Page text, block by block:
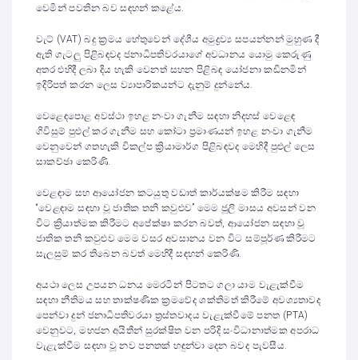
වෙමින් පවතින බව සඳහන් කළේය.
වැට් (VAT) බදු ක්‍රමය හේතුවෙන් දේශීය අමුද්‍රව්‍ය සපයන්නන් මුහුණ දී
ඇති ගැටලු පිළිබඳවද ජනාධිපතිවරයාගේ අවධානය යොමු කෙරුණු
අතර එහිදී ලබා දිය හැකි වෙනත් සහන පිළිබඳ යෝජනා කඩිනමින්
ඉදිරිපත් කරන ලෙස ව්‍යාපාරිකයන්ට දැනුම් දුන්නේය.
වෙළෙඳපොළ අවස්ථා ඉහළ නංවා ගැනීම සඳහා නිදහස් වෙළෙඳ
ගිවිසුම් පුළුල් කර ගැනීම සහ කෝටා ප්‍රමාණයන් ඉහළ නංවා ගැනීම
වෙනුවෙන් ගතහැකි විකල්ප ක්‍රියාමාර්ග පිළිබඳවද මෙහිදී පුළුල් ලෙස
සාකච්ඡා කෙරිණි.
වෙළඳාම සහ ආයෝජන කටයුතු වඩාත් කාර්යක්ෂම කිරීම සඳහා
“වෙළඳාම සඳහා වූ ජාතික තනි කවුළුව” මෙම ජූලි මාසය අවසන් වන
විට ක්‍රියාත්මක කිරීමට අපේක්ෂා කරන බවත්, ආයෝජන සඳහා වූ
ජාතික තනි කවුළුව මෙම වසර අවසානය වන විට සම්පූර්ණ කිරීමට
සැලසුම් කර තිබෙන බවත් මෙහිදී සඳහන් කෙරිණි.
අයථා ලෙස උපයන ධනය මෙරටින් පිටතට ගලා යාම වැළැක්වීම
සඳහා නීතිමය සහ තාක්ෂණික ක්‍රමවේද ශක්තිමත් කිරීමේ අවශ්‍යතාවද
පෙන්වා දුන් ජනාධිපතිවරයා ත්‍රස්තවාදය වැළැක්වීමේ පනත (PTA)
වෙනුවට, මහජන අයිතීන් සුරක්ෂිත වන පරිදි සංවිධානාත්මක අපරාධ
වැළැක්වීම සඳහා වූ නව පනතක් හඳුන්වා දෙන බවද පැවසීය.